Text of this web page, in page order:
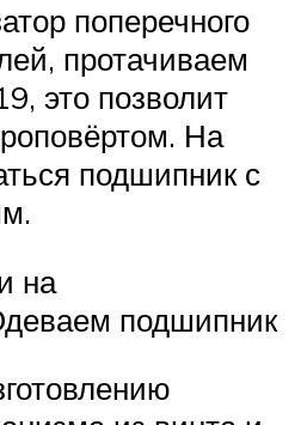
поперечного
протачиваем
это позволит
На
подшипник с
на
подшипник